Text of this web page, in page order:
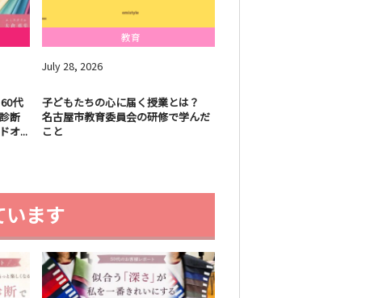
代
断
オ...
教育
July28, 2026
子どもたちの心に届く授業とは？
名古屋市教育委員会の研修で学んだ
こと
います